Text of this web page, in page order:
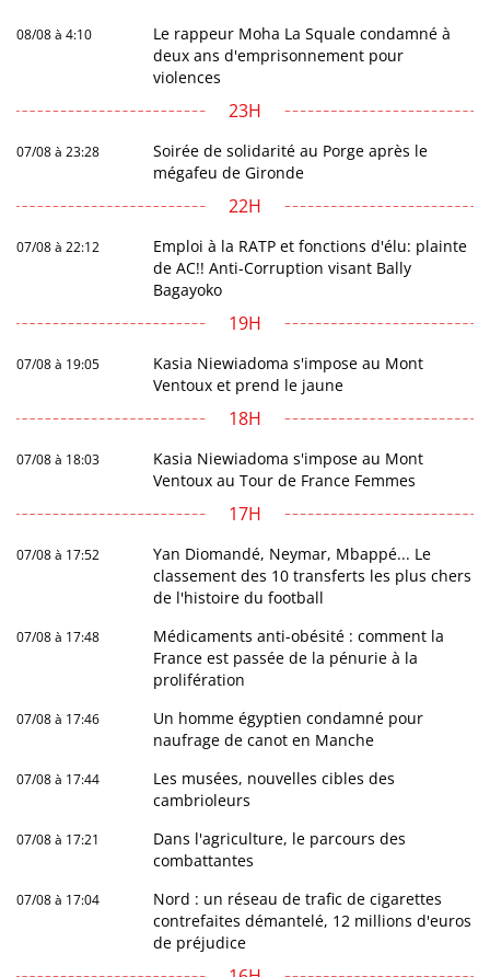
08/08 à 4:10
Le rappeur Moha La Squale condamné à
deux ans d'emprisonnement pour
violences
23H
07/08 à 23:28
Soirée de solidarité au Porge après le
mégafeu de Gironde
22H
07/08 à 22:12
Emploi à la RATP et fonctions d'élu: plainte
de AC!! Anti-Corruption visant Bally
Bagayoko
19H
07/08 à 19:05
Kasia Niewiadoma s'impose au Mont
Ventoux et prend le jaune
18H
07/08 à 18:03
Kasia Niewiadoma s'impose au Mont
Ventoux au Tour de France Femmes
17H
07/08 à 17:52
Yan Diomandé, Neymar, Mbappé... Le
classement des 10 transferts les plus chers
de l'histoire du football
07/08 à 17:48
Médicaments anti-obésité : comment la
France est passée de la pénurie à la
prolifération
07/08 à 17:46
Un homme égyptien condamné pour
naufrage de canot en Manche
07/08 à 17:44
Les musées, nouvelles cibles des
cambrioleurs
07/08 à 17:21
Dans l'agriculture, le parcours des
combattantes
07/08 à 17:04
Nord : un réseau de trafic de cigarettes
contrefaites démantelé, 12 millions d'euros
de préjudice